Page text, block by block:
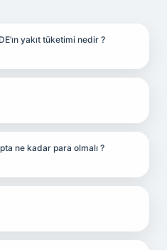
yakıt tüketimi nedir ?
ne kadar para olmalı ?